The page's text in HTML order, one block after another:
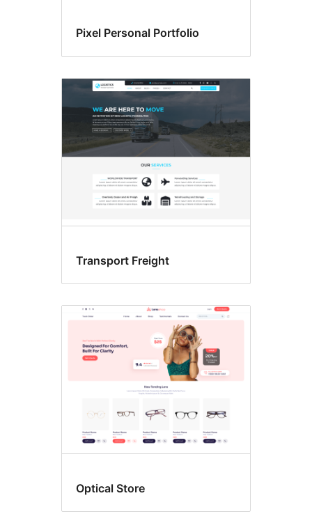
Pixel Personal Portfolio
Transport Freight
Optical Store